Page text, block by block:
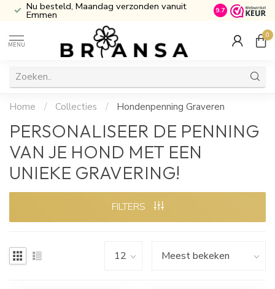
Inclusief Cadeau verpakking Atijd Gratis
9.7
MENU
0
Home / Collecties / Hondenpenning Graveren
PERSONALISEER DE PENNING
VAN JE HOND MET EEN
UNIEKE GRAVERING!
FILTERS